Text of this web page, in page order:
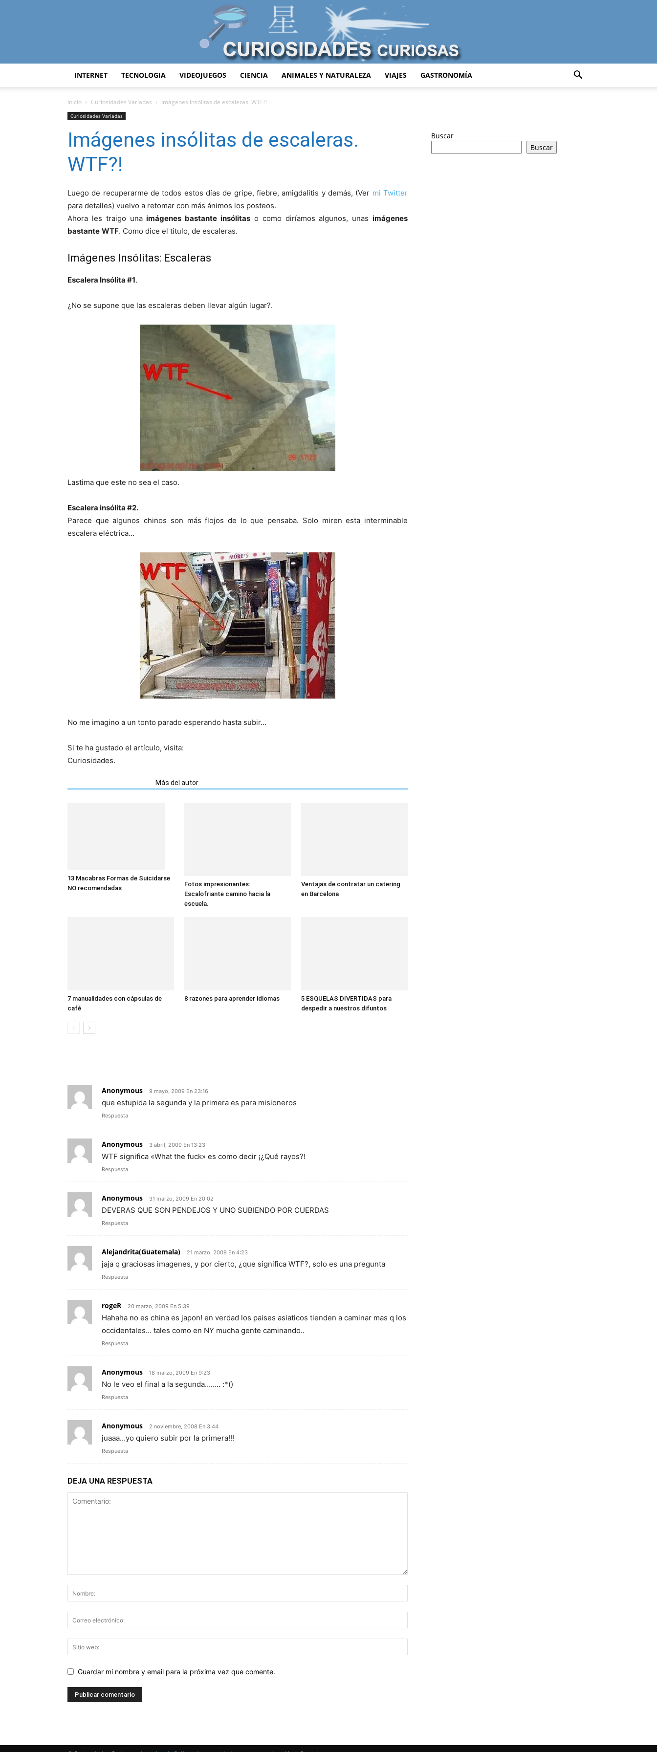
del
INTERNET TECNOLOGIA VIDEOJUEGOS CIENCIA ANIMALES Y NATURALEZA VIAJES GASTRONOMÍA
Inicio Curiosidades Variadas Imágenes insólitas de escaleras. WTF?!
Curiosidades Variadas
Imágenes insólitas de escaleras.
WTF?!
Luego de recuperarme de todos estos días de gripe, fiebre, amigdalitis y demás, (Ver mi Twitter
para detalles) vuelvo a retomar con más ánimos los posteos.
Ahora les traigo unaimágenes bastante insólitas o como diríamos algunos, unasimágenes
bastante WTF. Como dice el titulo, de escaleras.
Imágenes Insólitas: Escaleras
Escalera Insólita #1.
¿No se supone que las escaleras deben llevar algún lugar?.
Lastima que este no sea el caso.
Escalera insólita #2.
Parece que algunos chinos son más flojos de lo que pensaba. Solo miren esta interminable
escalera eléctrica…
No me imagino a un tonto parado esperando hasta subir…
Si te ha gustado el artículo, visita:
Curiosidades.
Más del autor
13 Macabras Formas de Suicidarse
NO recomendadas
Fotos impresionantes:
Escalofriante camino hacia la
escuela.
Ventajas de contratar un catering
en Barcelona
7 manualidades con cápsulas de
café
8 razones para aprender idiomas
5 ESQUELAS DIVERTIDAS para
despedir a nuestros difuntos
Anonymous 9 mayo, 2009 En 23:16
que estupida la segunda y la primera es para misioneros
Respuesta
Anonymous 3 abril, 2009 En 13:23
WTF significa «What the fuck» es como decir ¡¿Qué rayos?!
Respuesta
Anonymous 31 marzo, 2009 En 20:02
DEVERAS QUE SON PENDEJOS Y UNO SUBIENDO POR CUERDAS
Respuesta
Alejandrita(Guatemala) 21 marzo, 2009 En 4:23
jaja q graciosas imagenes, y por cierto, ¿que significa WTF?, solo es una pregunta
Respuesta
rogeR 20 marzo, 2009 En 5:39
Hahaha no es china es japon! en verdad los paises asiaticos tienden a caminar mas q los
occidentales… tales como en NY mucha gente caminando..
Respuesta
Anonymous 18 marzo, 2009 En 9:23
No le veo el final a la segunda…….. :*()
Respuesta
Anonymous 2 noviembre, 2008 En 3:44
juaaa…yo quiero subir por la primera!!!
Respuesta
DEJA UNA RESPUESTA
Guardar mi nombre y email para la próxima vez que comente.
Buscar
Buscar